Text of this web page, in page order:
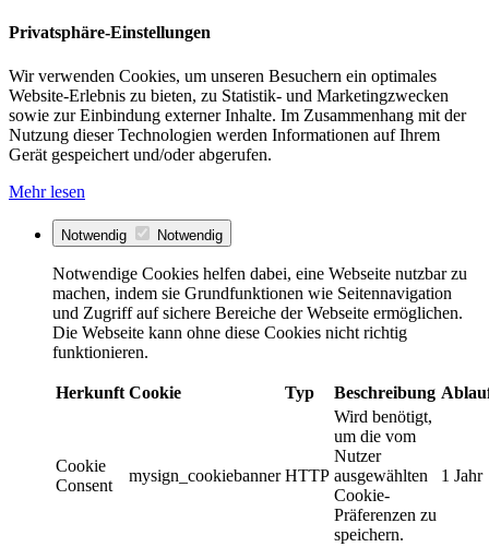
Privatsphäre-Einstellungen
Wir verwenden Cookies, um unseren Besuchern ein optimales
Website-Erlebnis zu bieten, zu Statistik- und Marketingzwecken
sowie zur Einbindung externer Inhalte. Im Zusammenhang mit der
Nutzung dieser Technologien werden Informationen auf Ihrem
Gerät gespeichert und/oder abgerufen.
Mehr lesen
Notwendig Notwendig
Notwendige Cookies helfen dabei, eine Webseite nutzbar zu
machen, indem sie Grundfunktionen wie Seitennavigation
und Zugriff auf sichere Bereiche der Webseite ermöglichen.
Die Webseite kann ohne diese Cookies nicht richtig
funktionieren.
Herkunft Cookie Typ Beschreibung
Cookie
Consent
mysign_cookiebanner HTTP
Wird benötigt,
um die vom
Nutzer
ausgewählten
Cookie-
Präferenzen zu
speichern.
1 Jahr